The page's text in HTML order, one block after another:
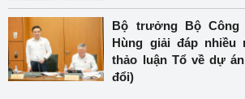
Bộ trưởng Bộ Công
Hùng giải đáp nhiều
thảo luận Tổ về dự
đổi)